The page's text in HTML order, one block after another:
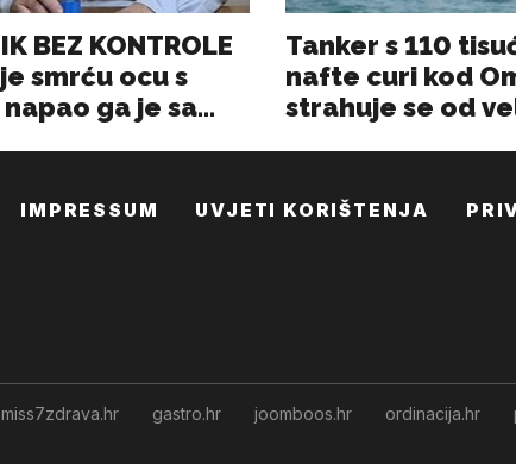
IMPRESSUM UVJETI KORIŠTENJA
miss7zdrava.hr gastro.hr joomboos.hr ordinacija.hr